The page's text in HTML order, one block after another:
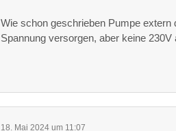
Wie schon geschrieben Pumpe
Spannung versorgen, aber keine
18. Mai 2024 um 11:07